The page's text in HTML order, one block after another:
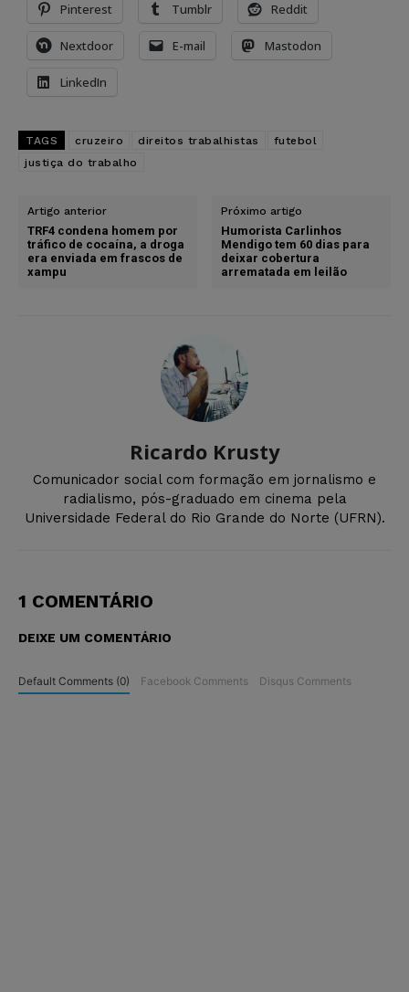
Pinterest Tumblr Reddit
Nextdoor E-mail Mastodon
LinkedIn
TAGS cruzeiro direitos trabalhistas
futebol
justiça do trabalho
Artigo anterior
TRF4 condena homem por
tráfico de cocaína, a droga
era enviada em frascos de
xampu
Próximo artigo
Humorista Carlinhos
Mendigo tem 60 dias para
deixar cobertura
arrematada em leilão
Ricardo Krusty
Comunicador social com formação em jornalismo e
radialismo, pós-graduado em cinema pela
Universidade Federal do Rio Grande do Norte (UFRN).
1 COMENTÁRIO
DEIXE UM COMENTÁRIO
Default Comments (0) Facebook Comments Disqus Comments